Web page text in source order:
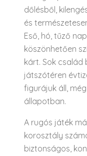
dőlésből,
és
Eső, hó, tűző
köszönhetően
kárt. Sok család
játszótéren
figurájuk áll,
állapotban.
A rugós játék
korosztály
biztonságos,